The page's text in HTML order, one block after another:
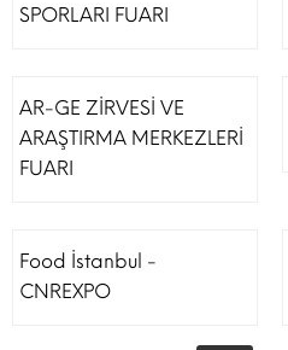
SPORLARI FUARI
AR-GE ZİRVESİ VE
ARAŞTIRMA MERKEZLERİ
FUARI
Food İstanbul -
CNREXPO